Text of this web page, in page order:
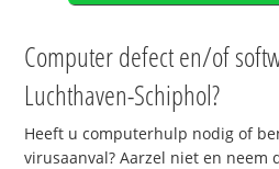
Computer defect en/of
Luchthaven-Schiphol?
Heeft u computerhulp nodig of
virusaanval? Aarzel niet en neem